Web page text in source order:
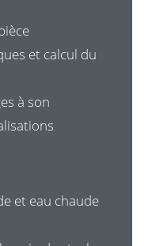
et calcul du
à son
et eau chaude